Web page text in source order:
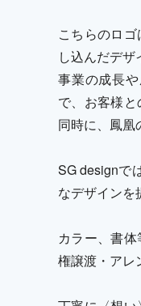
こちらのロ
し込んだデザ
事業の成長
で、お客様
同時に、鳳凰
SG designで
なデザインを
カラー、書
権譲渡・アレ